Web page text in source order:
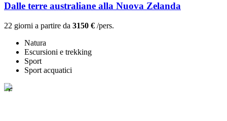
Dalle terre australiane alla Nuova Zelanda
22 giorni a partire da 3150 € /pers.
Natura
Escursioni e trekking
Sport
Sport acquatici